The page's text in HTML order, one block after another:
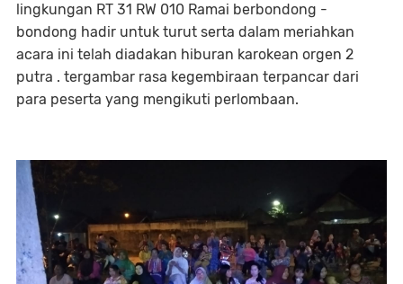
lingkungan RT 31 RW 010 Ramai berbondong -
bondong hadir untuk turut serta dalam meriahkan
acara ini telah diadakan hiburan karokean orgen 2
putra . tergambar rasa kegembiraan terpancar dari
para peserta yang mengikuti perlombaan.